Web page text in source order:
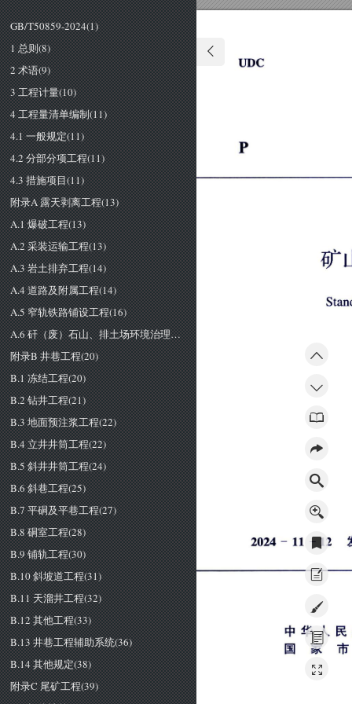
GB/T50859-2024(1)
1 总则(8)
2 术语(9)
3 工程计量(10)
4 工程量清单编制(11)
4.1 一般规定(11)
4.2 分部分项工程(11)
4.3 措施项目(11)
附录A 露天剥离工程(13)
A.1 爆破工程(13)
A.2 采装运输工程(13)
A.3 岩土排弃工程(14)
A.4 道路及附属工程(14)
A.5 窄轨铁路铺设工程(16)
A.6 矸（废）石山、排土场环境治理与恢复(17)
附录B 井巷工程(20)
B.1 冻结工程(20)
B.2 钻井工程(21)
B.3 地面预注浆工程(22)
B.4 立井井筒工程(22)
B.5 斜井井筒工程(24)
B.6 斜巷工程(25)
B.7 平硐及平巷工程(27)
B.8 硐室工程(28)
B.9 铺轨工程(30)
B.10 斜坡道工程(31)
B.11 天溜井工程(32)
B.12 其他工程(33)
B.13 井巷工程辅助系统(36)
B.14 其他规定(38)
附录C 尾矿工程(39)
ＵＤＣ
矿
Ｓｔ
ａ
ｎ
２０２４一１１一１
２
中 华 人 民
国
家